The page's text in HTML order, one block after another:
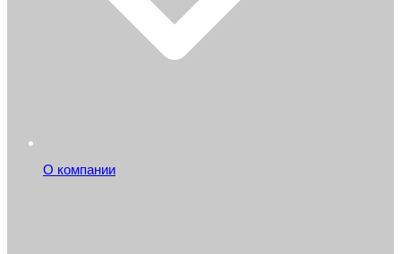
О компании